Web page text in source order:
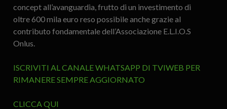
concept all’avanguardia, frutto di un investimento di
oltre 600 mila euro reso possibile anche grazie al
contributo fondamentale dell’Associazione E.L.I.O.S
Onlus.
ISCRIVITI AL CANALE WHATSAPP DI TVIWEB PER
RIMANERE SEMPRE AGGIORNATO
CLICCA QUI